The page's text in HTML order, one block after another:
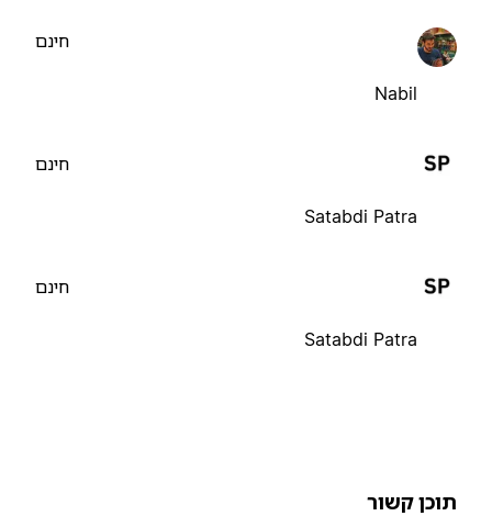
Nabil
Satabdi Patra
Satabdi Patra
קשור